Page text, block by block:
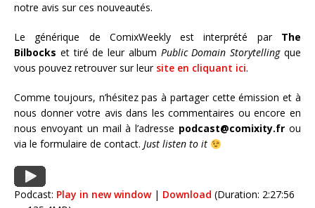
notre avis sur ces nouveautés.
Le générique de ComixWeekly est interprété par The
Bilbocks et tiré de leur album Public Domain Storytellingque
vous pouvez retrouver sur leursite en cliquant ici.
Comme toujours, n’hésitez pas à partager cette émission et à
nous donner votre avis dans les commentaires ou encore en
nous envoyant un mail à l’adresse podcast@comixity.fr ou
via le formulaire de contact. Just listen to it
Podcast: Play in new window| Download (Duration: 2:27:56